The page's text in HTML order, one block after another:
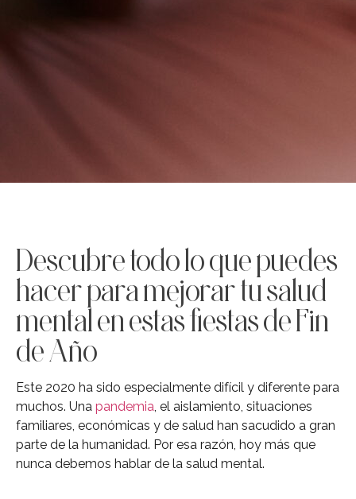
Descubre todo lo que puedes
hacer para mejorar tu salud
mental en estas fiestas de Fin
de Año
Este 2020 ha sido especialmente difícil y diferente para
muchos. Una pandemia, el aislamiento, situaciones
familiares, económicas y de salud han sacudido a gran
parte de la humanidad. Por esa razón, hoy más que
nunca debemos hablar de la salud mental.